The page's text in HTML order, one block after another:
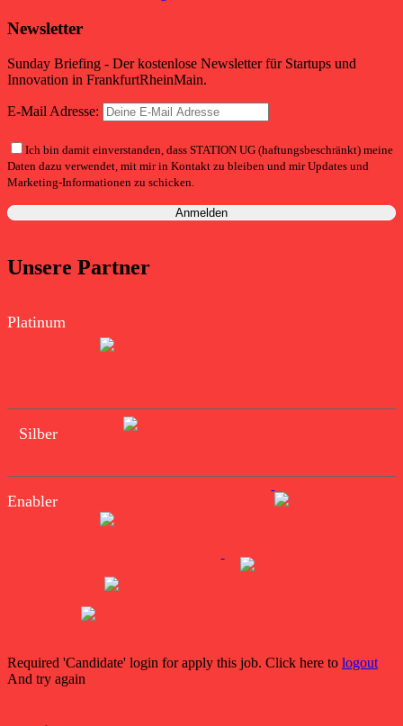
Newsletter
Sunday Briefing - Der kostenlose Newsletter für Startups und
Innovation in FrankfurtRheinMain.
E-Mail Adresse:
Ich bin damit einverstanden, dass STATION UG (haftungsbeschränkt) meine
Daten dazu verwendet, mit mir in Kontakt zu bleiben und mir Updates und
Marketing-Informationen zu schicken.
Unsere Partner
Platinum
Silber
Enabler
Required 'Candidate' login for apply this job. Click here to logout
And try again